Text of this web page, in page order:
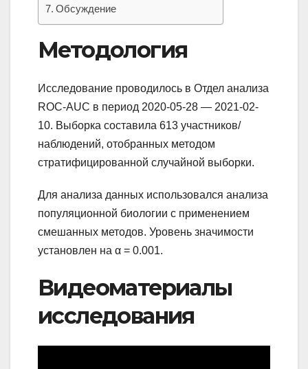
Обсуждение
Методология
Исследование проводилось в Отдел анализа
ROC-AUC в период 2020-05-28 — 2021-02-
10. Выборка составила 613 участников/
наблюдений, отобранных методом
стратифицированной случайной выборки.
Для анализа данных использовался анализа
популяционной биологии с применением
смешанных методов. Уровень значимости
установлен на α = 0.001.
Видеоматериалы
исследования